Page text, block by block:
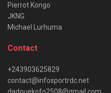
Pierrot Kongo
JKNG
Michael Lurhuma
Contact
+243903625829
contact@infosportrdc.net
dadouekofo2508@gmail.com